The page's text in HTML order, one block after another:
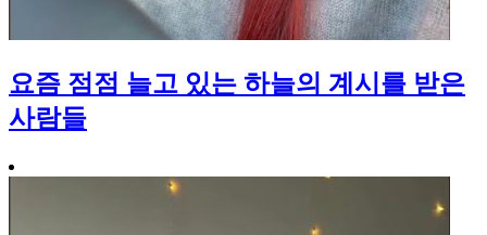
요즘 점점 늘고 있는 하늘의 계시를 받은
사람들